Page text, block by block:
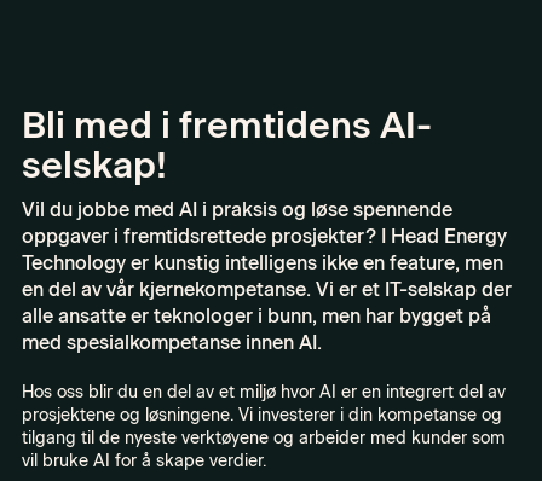
Bli med i fremtidens AI-
selskap!
Vil du jobbe med AI i praksis og løse spennende
oppgaver i fremtidsrettede prosjekter? I Head Energy
Technology er kunstig intelligens ikke en feature, men
en del av vår kjernekompetanse. Vi er et IT-selskap der
alle ansatte er teknologer i bunn, men har bygget på
med spesialkompetanse innen AI.
Hos oss blir du en del av et miljø hvor AI er en integrert del av
prosjektene og løsningene. Vi investerer i din kompetanse og
tilgang til de nyeste verktøyene og arbeider med kunder som
vil bruke AI for å skape verdier.